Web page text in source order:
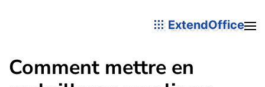
ExtendOffice
Comment mettre en